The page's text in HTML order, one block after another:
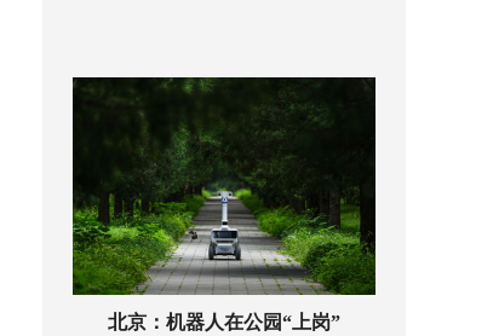
北京：机器人在公园“上岗”